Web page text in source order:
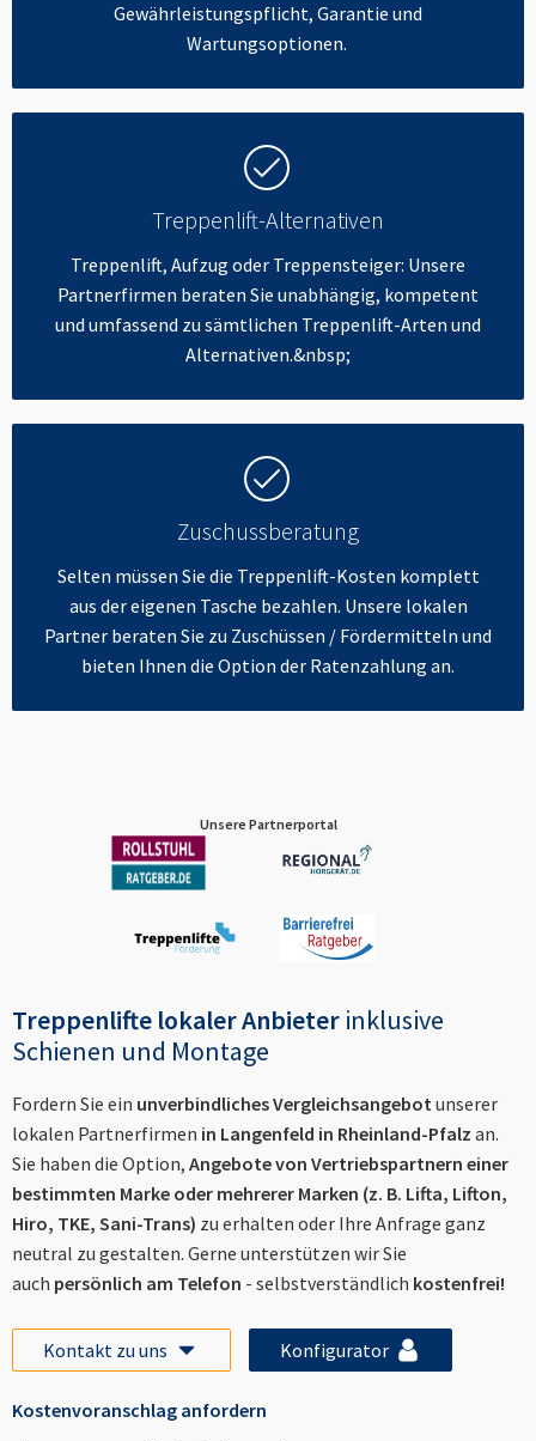
Gewährleistungspflicht, Garantie und
Wartungsoptionen.
Treppenlift-Alternativen
Treppenlift, Aufzug oder Treppensteiger: Unsere
Partnerfirmen beraten Sie unabhängig, kompetent
und umfassend zu sämtlichen Treppenlift-Arten und
Alternativen.&nbsp;
Zuschussberatung
Selten müssen Sie die Treppenlift-Kosten komplett
aus der eigenen Tasche bezahlen. Unsere lokalen
Partner beraten Sie zu Zuschüssen / Fördermitteln und
bieten Ihnen die Option der Ratenzahlung an.
Unsere Partnerportal
Treppenlifte lokaler Anbieter inklusive
Schienen und Montage
Fordern Sie ein unverbindliches Vergleichsangebotunserer
lokalen Partnerfirmen in Langenfeld in Rheinland-Pfalz an.
Sie haben die Option, Angebote von Vertriebspartnern einer
bestimmten Marke oder mehrerer Marken (z. B. Lifta, Lifton,
Hiro, TKE, Sani-Trans) zu erhalten oder Ihre Anfrage ganz
neutral zu gestalten. Gerne unterstützen wir Sie
auch persönlich am Telefon - selbstverständlich kostenfrei!
Kontakt zu uns Konfigurator
Kostenvoranschlag anfordern